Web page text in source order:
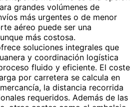
grandes volúmenes de
más urgentes o de menor
aéreo puede ser una
más costosa.
soluciones integrales que
y coordinación logística
fluido y eficiente. El coste
por carretera se calcula en
la distancia recorrida
requeridos. Además de las